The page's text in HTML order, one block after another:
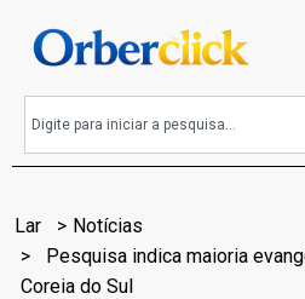
Lar
Notícias
Pesquisa indica maioria
Coreia do Sul